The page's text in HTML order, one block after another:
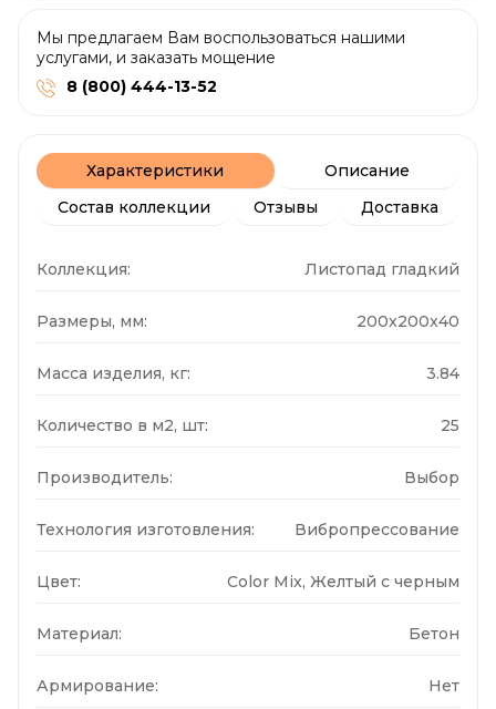
Мы предлагаем Вам воспользоваться нашими
услугами, и заказать мощение
8 (800) 444-13-52
Характеристики
Описание
Состав коллекции
Отзывы Доставка
Коллекция: Листопад гладкий
Размеры, мм: 200x200x40
Масса изделия, кг: 3.84
Количество в м2, шт: 25
Производитель: Выбор
Технология изготовления: Вибропрессование
Цвет: Color Mix, Желтый с черным
Материал: Бетон
Армирование: Нет